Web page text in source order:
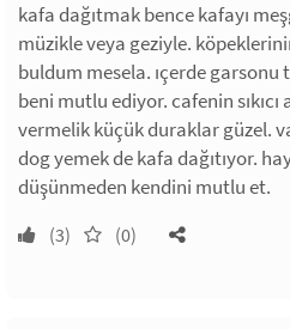
kafa dağıtmak bence kafayı
müzikle veya geziyle.
buldum mesela. ıçerde garsonu
beni mutlu ediyor. cafenin sıkıcı
vermelik küçük duraklar güzel.
dog yemek de kafa dağıtıyor.
düşünmeden kendini mutlu et.
(3) (0)